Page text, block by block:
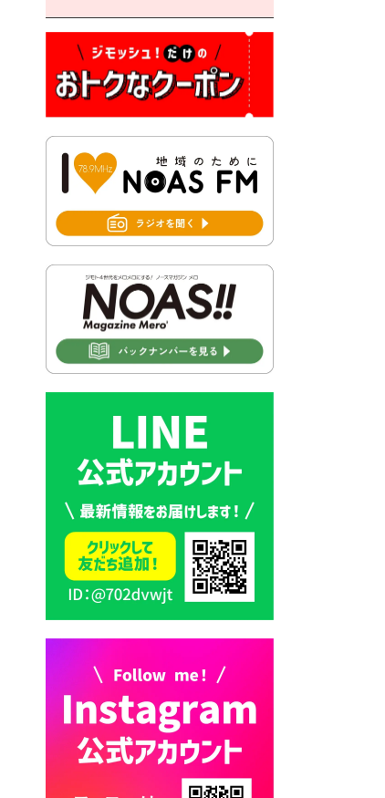
対抗「福岡駅伝」出場選手募
集！
2026年7月31日 第６次豊前市
総合計画後期基本計画策定業
書が変わります！
2026年7月30日 豊前市立豊前
中学校の進捗状況について
2026年7月30日 豊前市立学校
2026年7月30日 豊前市立学校
紹介≪再編計画の見直しにつ
いて≫
2026年7月29日 豊前市指定ご
み袋販売のお知らせ
2026年7月28日 豊前カラス天
狗みなと祭り（花火大会）開
催決定！
2026年7月28日 令和8年度
京築地区水道企業団職員採用
試験（募集）
2026年7月27日 マイナンバー
カード交付に伴う休日および
平日夜間開庁の案内